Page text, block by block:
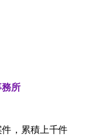
所
，累積上千件